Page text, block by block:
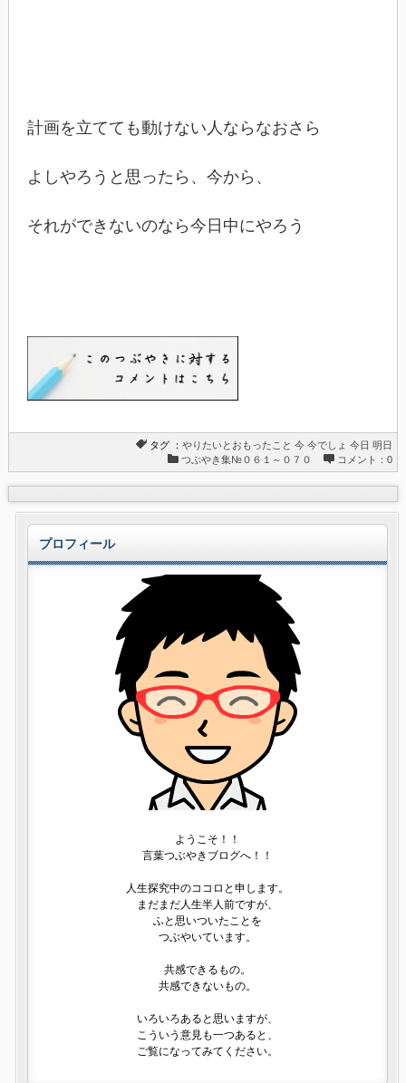
計画を立てても動けない人ならなおさら
よしやろうと思ったら、今から、
それができないのなら今日中にやろう
タグ ：やりたいとおもったこと 今 今でしょ 今日 明日
つぶやき集№０６１～０７０
コメント：0
プロフィール
ようこそ！！
言葉つぶやきブログへ！！
人生探究中のココロと申します。
まだまだ人生半人前ですが、
ふと思いついたことを
つぶやいています。
共感できるもの。
共感できないもの。
いろいろあると思いますが、
こういう意見も一つあると、
ご覧になってみてください。